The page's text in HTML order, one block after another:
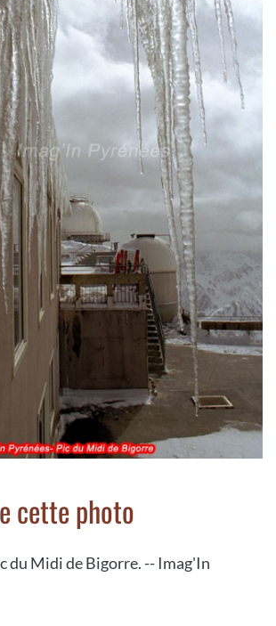
cette photo
du Midi de Bigorre. -- Imag'In